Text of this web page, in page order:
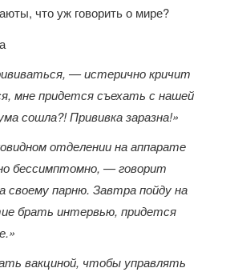
что уж говорить о мире?
— истерично кричит
мне придется съехать с нашей
сошла?! Прививка заразна!»
отделении на аппарате
бессимптомно, — говорит
своему парню. Завтра пойду на
брать интервью, придется
вакциной, чтобы управлять